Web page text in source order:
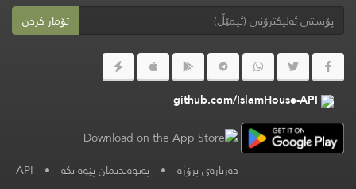
تۆمار کردن
github.com/IslamHouse-API
دەربارەی پرۆژە • پەیوەندیمان پێوە بکە •
API